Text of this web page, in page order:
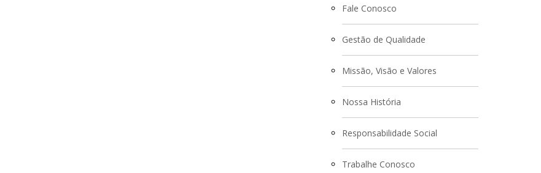
Fale Conosco
Gestão de Qualidade
Missão, Visão e Valores
Nossa História
Responsabilidade Social
Trabalhe Conosco